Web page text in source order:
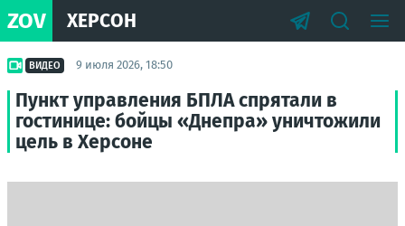
ZOV ХЕРСОН
ВИДЕО 9 июля 2026, 18:50
Пункт управления БПЛА спрятали в
гостинице: бойцы «Днепра» уничтожили
цель в Херсоне